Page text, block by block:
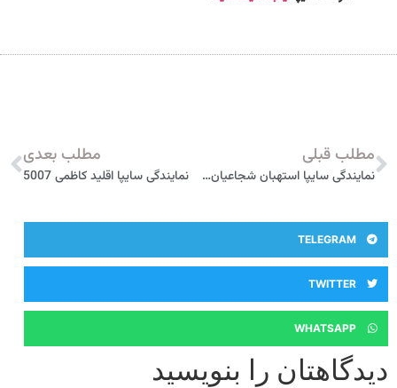
مطلب قبلی
نمایندگی سایپا استهبان شجاعیان 5017
مطلب بعدی
نمایندگی سایپا اقلید کاظمی 5007
TELEGRAM
TWITTER
WHATSAPP
دیدگاهتان را بنویسید